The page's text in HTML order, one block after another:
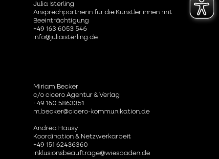
Julia Isterling
Ansprechpartnerin für die Künstler:innen mit
Beeinträchtigung
+49 163 6053 546
info@juliaisterling.de
Miriam Becker
c/o cicero Agentur & Verlag
+49 160 5863351
m.becker@cicero-kommunikation.de
Andrea Hausy
Koordination & Netzwerkarbeit
+49 151 62436360
inklusionsbeauftrage@wiesbaden.de